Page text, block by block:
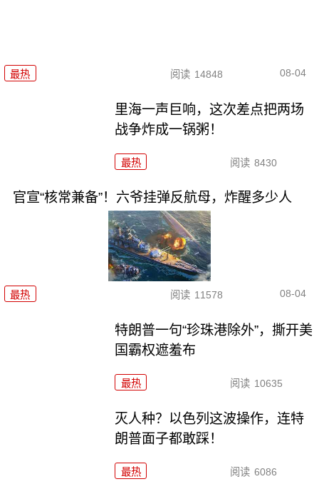
最热 阅读 14848 08-04
里海一声巨响，这次差点把两场
战争炸成一锅粥！
最热 阅读 8430
官宣“核常兼备”！六爷挂弹反航母，炸醒多少人
最热 阅读 11578 08-04
特朗普一句“珍珠港除外”，撕开美
国霸权遮羞布
最热 阅读 10635
灭人种？以色列这波操作，连特
朗普面子都敢踩！
最热 阅读 6086